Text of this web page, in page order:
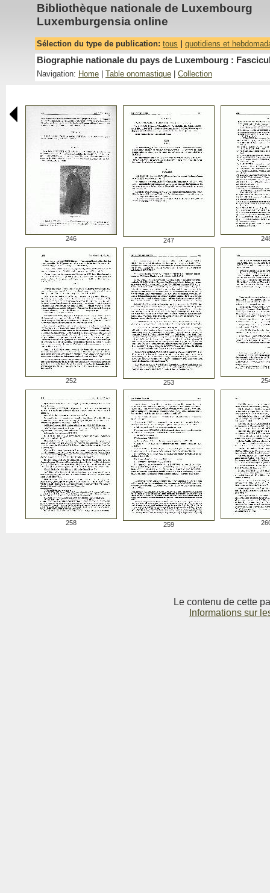
Bibliothèque nationale de Luxembourg
Luxemburgensia online
Sélection du type de publication: tous quotidiens et
Biographie nationale du pays de Luxembourg :
Navigation: Home Table onomastique Collection
246 247
252 253
258 259
Le contenu de cette
Informations sur